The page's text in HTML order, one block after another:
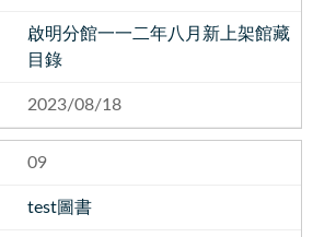
啟明分館一一二年八月新上架館藏
目錄
2023/08/18
09
test圖書